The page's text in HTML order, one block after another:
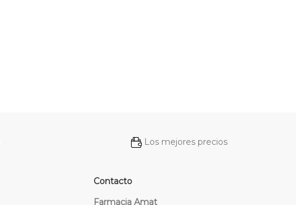
Los mejores precios
Contacto
Farmacia Amat